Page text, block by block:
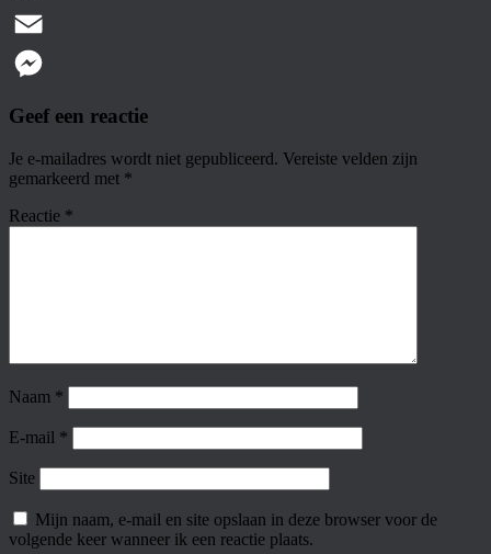
WhatsApp
Email
Geef een reactie
Je e-mailadres wordt niet gepubliceerd. Vereiste velden zijn
gemarkeerd met *
Reactie *
Naam *
E-mail *
Site
Mijn naam, e-mail en site opslaan in deze browser voor de
volgende keer wanneer ik een reactie plaats.